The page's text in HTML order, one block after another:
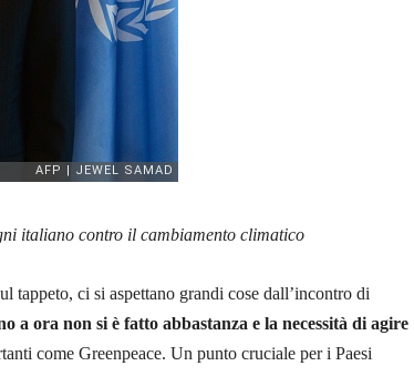
italiano contro il cambiamento climatico
tappeto, ci si aspettano grandi cose dall’incontro di
a ora non si è fatto abbastanza e la necessità di agire
come Greenpeace. Un punto cruciale per i Paesi